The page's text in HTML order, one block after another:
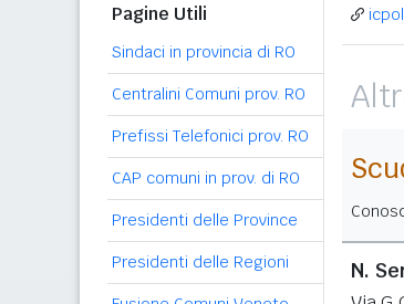
Pagine Utili
Sindaci in provincia di RO
Centralini Comuni prov. RO
Prefissi Telefonici prov. RO
CAP comuni in prov. di RO
Presidenti delle Province
Presidenti delle Regioni N.